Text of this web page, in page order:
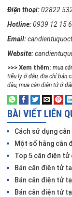
Điện thoại:02822
Hotline:0939 12 15
Email:
Website:
>>> Xem thêm: mua
tiểu ly ở đâu, địa chỉ bán
đâu, mua cân điện tử ở
BÀI VIẾT LIÊN
Cách sử dụng
Một số hãng cân
Top 5 cân điện tử
Bán cân điện tử
Bán cân điện tử
Bán cân điện tử